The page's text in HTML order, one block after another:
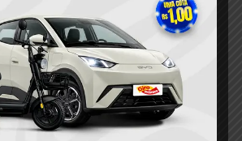
Motorista é preso por suspeita de
embriaguez após acidente que deixou
pedestre ferida em Itaituba